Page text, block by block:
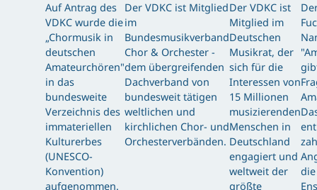
Auf Antrag des
VDKC wurde die
„Chormusik in
deutschen
Amateurchören"
in das
bundesweite
Verzeichnis des
immateriellen
Kulturerbes
(UNESCO-
Konvention)
aufgenommen.
Der VDKC ist Mitglied
im
Bundesmusikverband
Chor & Orchester -
dem übergreifenden
Dachverband von
bundesweit tätigen
weltlichen und
kirchlichen Chor- und
Orchesterverbänden.
Der VDKC ist
Mitglied im
Deutschen
Musikrat, der
sich für die
Interessen von
15 Millionen
musizierenden
Menschen in
Deutschland
engagiert und
weltweit der
größte
die